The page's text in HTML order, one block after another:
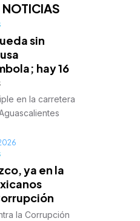
sin
hay 16
en la carretera
ya en la
la Corrupción